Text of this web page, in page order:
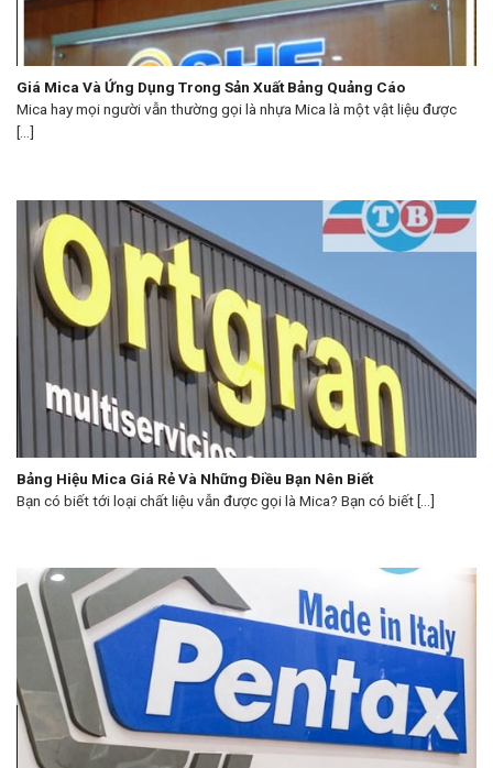
Giá Mica Và Ứng Dụng Trong Sản Xuất Bảng Quảng Cáo
Mica hay mọi người vẫn thường gọi là nhựa Mica là một vật liệu được
[...]
Bảng Hiệu Mica Giá Rẻ Và Những Điều Bạn Nên Biết
Bạn có biết tới loại chất liệu vẫn được gọi là Mica? Bạn có biết [...]